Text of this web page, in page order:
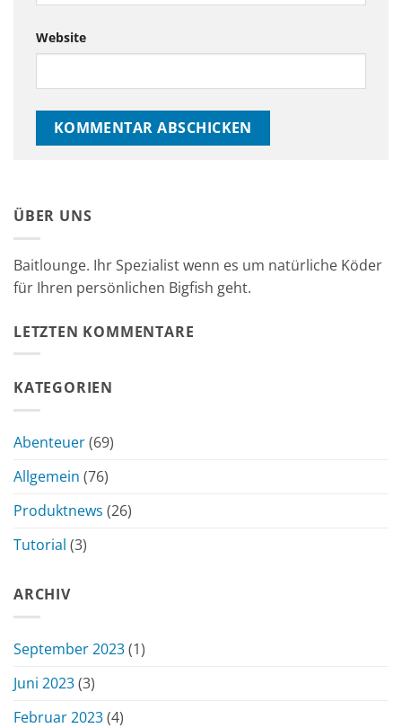
Website
ÜBER UNS
Baitlounge. Ihr Spezialist wenn es um natürliche Köder
für Ihren persönlichen Bigfish geht.
LETZTEN KOMMENTARE
KATEGORIEN
Abenteuer(69)
Allgemein (76)
Produktnews (26)
Tutorial (3)
ARCHIV
September 2023(1)
Juni 2023(3)
Februar 2023(4)